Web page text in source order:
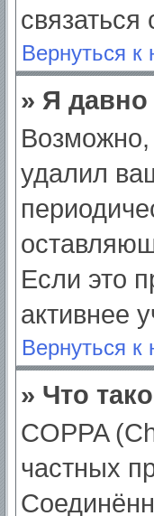
Вернуться к
» Я давно
Возможно,
удалил
Если это
активнее
Вернуться к
» Что
COPPA
частных